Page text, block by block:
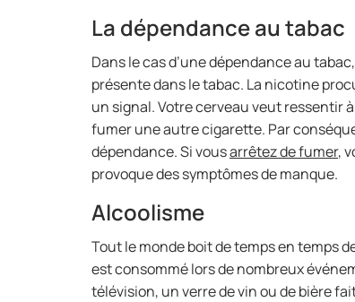
La dépendance au tabac
Dans le cas d’une dépendance au
présente dans le tabac. La nicotine
un signal. Votre cerveau veut ressentir
fumer une autre cigarette. Par
dépendance. Si vousarrêtez de fumer,
provoque des symptômes de manque.
Alcoolisme
Tout le monde boit de temps en temps
est consommé lors de nombreux
télévision, un verre de vin ou de bière